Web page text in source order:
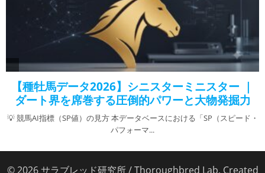
© 2026 サラブレッド研究所 / Thoroughbred Lab. Created